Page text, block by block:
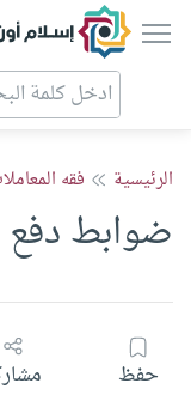
إسلام
الرئيسية فقه
ضوابط دفع
حفظ